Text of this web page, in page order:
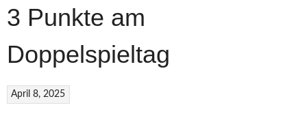
3 Punkte am
Doppelspieltag
April 8, 2025